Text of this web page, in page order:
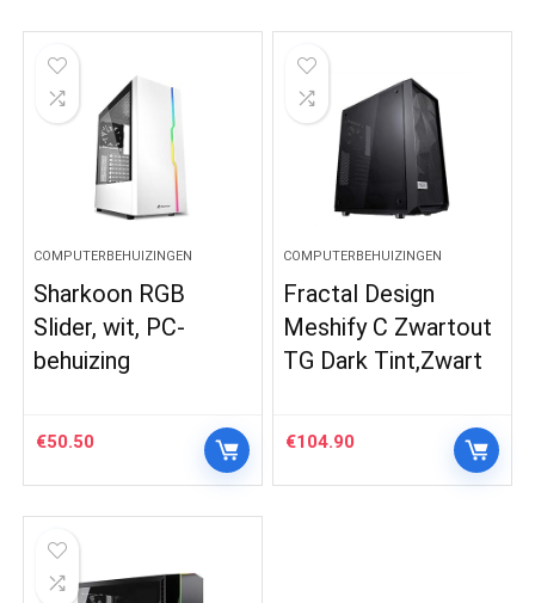
COMPUTERBEHUIZINGEN
Sharkoon RGB
Slider, wit, PC-
behuizing
€50.50
COMPUTERBEHUIZINGEN
Fractal Design
Meshify C Zwartout
TG Dark Tint,Zwart
€104.90